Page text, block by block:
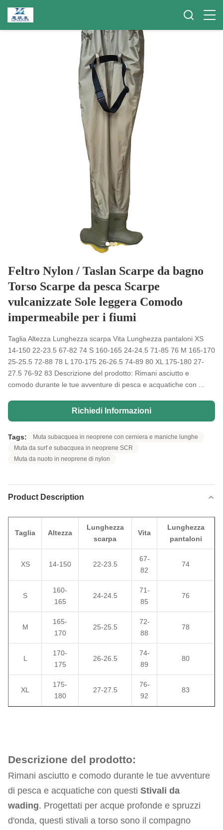
Feltro Nylon / Taslan Scarpe da bagno
Torso Scarpe da pesca Scarpe
vulcanizzate Sole leggera Comodo
impermeabile per i fiumi
Taglia Altezza Lunghezza scarpa Vita Lunghezza pantaloni XS
14-150 22-23.5 67-82 74 S 160-165 24-24.5 71-85 76 M 165-170
25-25.5 72-88 78 L 170-175 26-26.5 74-89 80 XL 175-180 27-
27.5 76-92 83 Descrizione del prodotto: Rimani asciutto e
comodo durante le tue avventure di pesca e acquatiche con ...
Richiedi Informazioni
Tags:
Muta subacquea in neoprene con cerniera e maniche lunghe
Muta da surf e subacquea in neoprene SCR
Muta da nuoto in neoprene di nylon
Product Description
Taglia Altezza
Lunghezza
scarpa
Vita
Lunghezza
pantaloni
XS 14-150 22-23.5
67-
82
74
S
160-
165
24-24.5
71-
85
76
M
165-
170
25-25.5
72-
88
78
L
170-
175
26-26.5
74-
89
80
XL
175-
180
27-27.5
76-
92
83
Descrizione del prodotto:
Rimani asciutto e comodo durante le tue avventure
di pesca e acquatiche con questi Stivali da
wading. Progettati per acque profonde e spruzzi
d'onda, questi stivali a torso sono il compagno